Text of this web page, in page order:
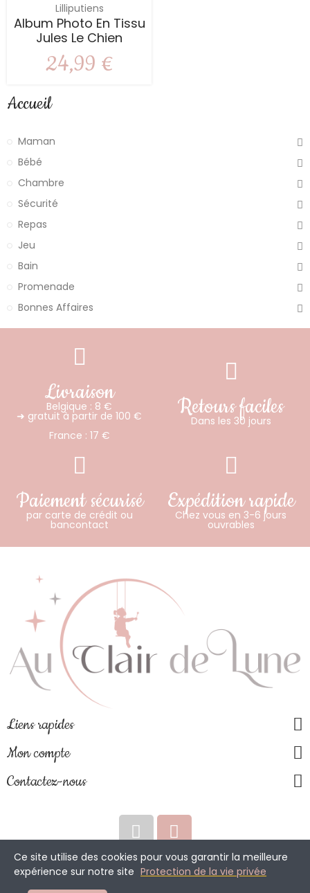
Lilliputiens
Album Photo En Tissu
Jules Le Chien
24,99 €
Accueil
Maman
Bébé
Chambre
Sécurité
Repas
Jeu
Bain
Promenade
Bonnes Affaires
Livraison
Belgique : 8 €
➜ gratuit à partir de 100 €
France : 17 €
Retours faciles
Dans les 30 jours
Paiement sécurisé
par carte de crédit ou
bancontact
Expédition rapide
Chez vous en 3-6 jours
ouvrables
Liens rapides
Mon compte
Contactez-nous
Ce site utilise des cookies pour vous garantir la meilleure
expérience sur notre site Protection de la vie privée